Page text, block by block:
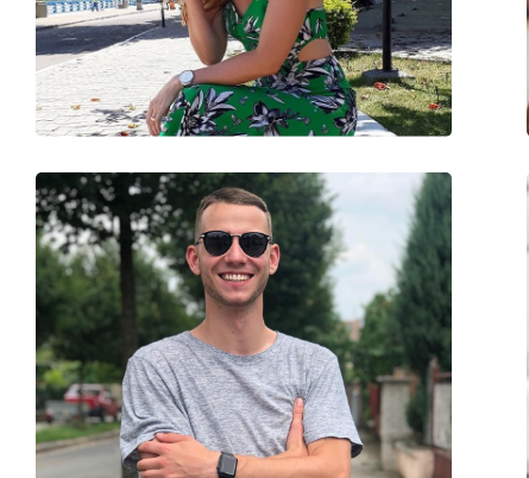
Gewicht:
80 g
Verstellbare Nasenpads:
Ja
Federscharnier:
Nein
Accessories
Reinigungstuch:
Weiteres
Sex:
Kinder
Kategorie:
Sonnenbrillen
Marke:
Puma
Verwendung:
Mode
Code:
PJ0027S 012 52